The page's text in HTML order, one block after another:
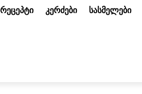
ᲙᲔᲠᲫᲔᲑᲘ ᲡᲐᲡᲛᲔᲚᲔᲑᲘ